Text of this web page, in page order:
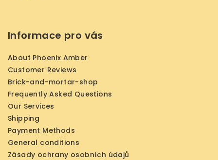
Informace pro vás
About Phoenix Amber
Customer Reviews
Brick-and-mortar-shop
Frequently Asked Questions
Our Services
Shipping
Payment Methods
General conditions
Zásady ochrany osobních údajů